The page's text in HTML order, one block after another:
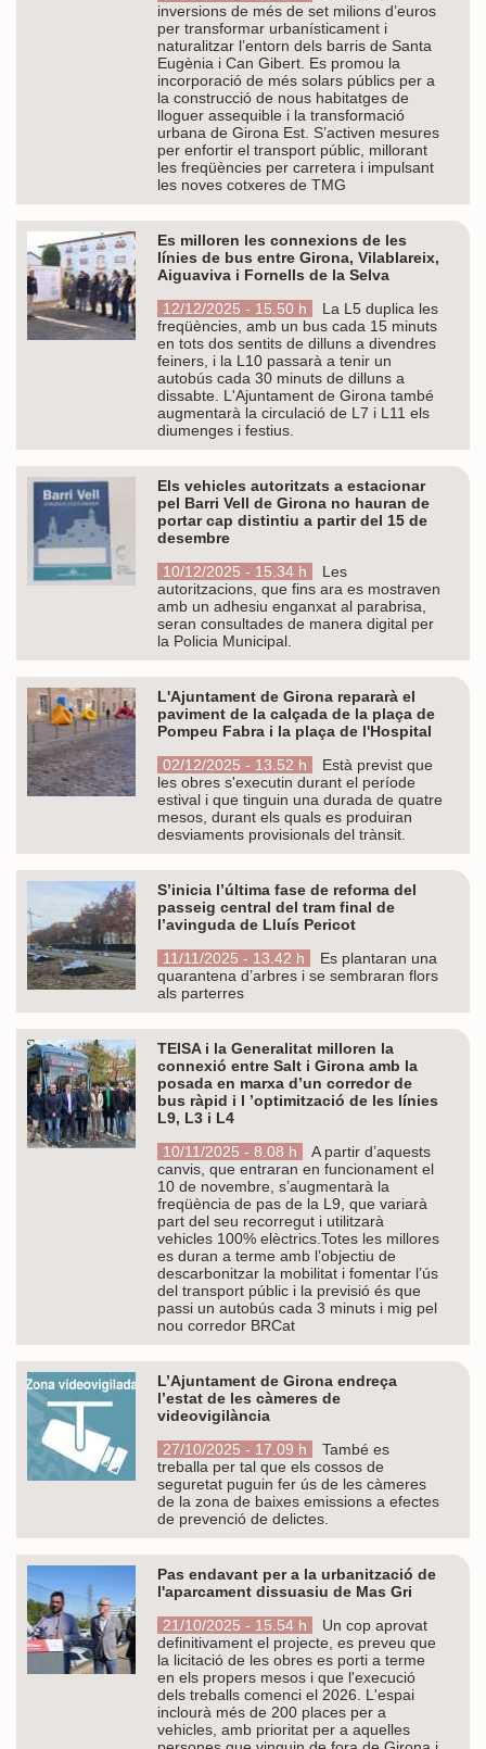
inversions de més de set milions d’euros
per transformar urbanísticament i
naturalitzar l’entorn dels barris de Santa
Eugènia i Can Gibert. Es promou la
incorporació de més solars públics per a
la construcció de nous habitatges de
lloguer assequible i la transformació
urbana de Girona Est. S’activen mesures
per enfortir el transport públic, millorant
les freqüències per carretera i impulsant
les noves cotxeres de TMG
Es milloren les connexions de les
línies de bus entre Girona, Vilablareix,
Aiguaviva i Fornells de la Selva
12/12/2025 - 15.50 h
La L5 duplica les
freqüències, amb un bus cada 15 minuts
en tots dos sentits de dilluns a divendres
feiners, i la L10 passarà a tenir un
autobús cada 30 minuts de dilluns a
dissabte. L'Ajuntament de Girona també
augmentarà la circulació de L7 i L11 els
diumenges i festius.
Els vehicles autoritzats a estacionar
pel Barri Vell de Girona no hauran de
portar cap distintiu a partir del 15 de
desembre
10/12/2025 - 15.34 h
Les
autoritzacions, que fins ara es mostraven
amb un adhesiu enganxat al parabrisa,
seran consultades de manera digital per
la Policia Municipal.
L'Ajuntament de Girona repararà el
paviment de la calçada de la plaça de
Pompeu Fabra i la plaça de l'Hospital
02/12/2025 - 13.52 h
Està previst que
les obres s'executin durant el període
estival i que tinguin una durada de quatre
mesos, durant els quals es produiran
desviaments provisionals del trànsit.
S’inicia l’última fase de reforma del
passeig central del tram final de
l’avinguda de Lluís Pericot
11/11/2025 - 13.42 h
Es plantaran una
quarantena d’arbres i se sembraran flors
als parterres
TEISA i la Generalitat milloren la
connexió entre Salt i Girona amb la
posada en marxa d’un corredor de
bus ràpid i l ’optimització de les línies
L9, L3 i L4
10/11/2025 - 8.08 h
A partir d’aquests
canvis, que entraran en funcionament el
10 de novembre, s’augmentarà la
freqüència de pas de la L9, que variarà
part del seu recorregut i utilitzarà
vehicles 100% elèctrics.Totes les millores
es duran a terme amb l’objectiu de
descarbonitzar la mobilitat i fomentar l’ús
del transport públic i la previsió és que
passi un autobús cada 3 minuts i mig pel
nou corredor BRCat
L’Ajuntament de Girona endreça
l’estat de les càmeres de
videovigilància
27/10/2025 - 17.09 h
També es
treballa per tal que els cossos de
seguretat puguin fer ús de les càmeres
de la zona de baixes emissions a efectes
de prevenció de delictes.
Pas endavant per a la urbanització de
l'aparcament dissuasiu de Mas Gri
21/10/2025 - 15.54 h
Un cop aprovat
definitivament el projecte, es preveu que
la licitació de les obres es porti a terme
en els propers mesos i que l'execució
dels treballs comenci el 2026. L'espai
inclourà més de 200 places per a
vehicles, amb prioritat per a aquelles